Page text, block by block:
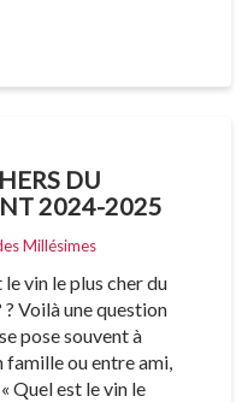
DU
2024-2025
Millésimes
le vin le plus cher du
? Voilà une question
pose souvent à
famille ou entre ami,
Quel est le vin le